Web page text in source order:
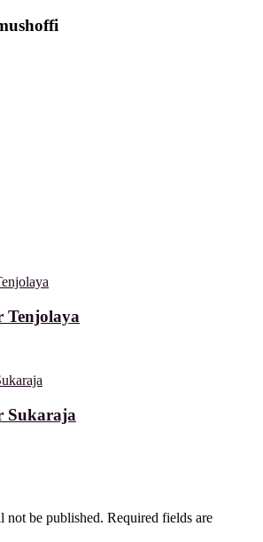
Tenjolaya
Sukaraja
not be published. Required fields are